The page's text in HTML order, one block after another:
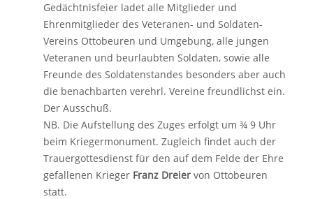
Gedächtnisfeier ladet alle Mitglieder und
Ehrenmitglieder des Veteranen- und Soldaten-
Vereins Ottobeuren und Umgebung, alle jungen
Veteranen und beurlaubten Soldaten, sowie alle
Freunde des Soldatenstandes besonders aber auch
die benachbarten verehrl. Vereine freundlichst ein.
Der Ausschuß.
NB. Die Aufstellung des Zuges erfolgt um ¾ 9 Uhr
beim Kriegermonument. Zugleich findet auch der
Trauergottesdienst für den auf dem Felde der Ehre
gefallenen Krieger Franz Dreier von Ottobeuren
statt.